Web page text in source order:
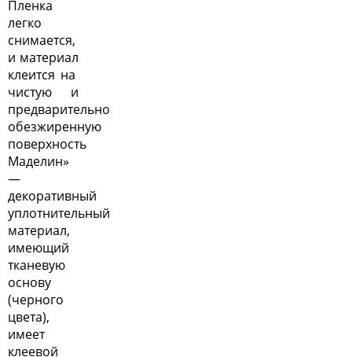
Пленка
легко
снимается,
и материал
клеится на
чистую и
предварительно
обезжиренную
поверхность
Маделин»
—
декоративный
уплотнительный
материал,
имеющий
тканевую
основу
(черного
цвета),
имеет
клеевой